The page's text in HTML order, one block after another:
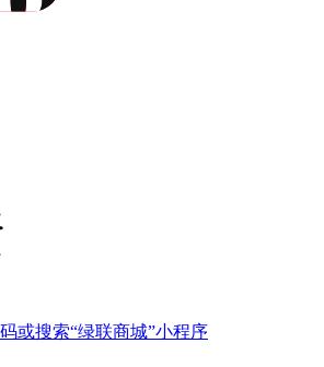
或搜索“绿联商城”小程序